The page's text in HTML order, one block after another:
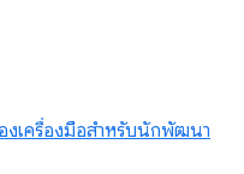
งเครื่องมือสำหรับนักพัฒนา